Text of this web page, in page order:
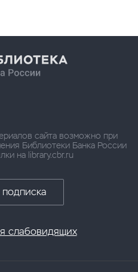
сайта возможно при
Библиотеки Банка России
на library.cbr.ru
подписка
слабовидящих